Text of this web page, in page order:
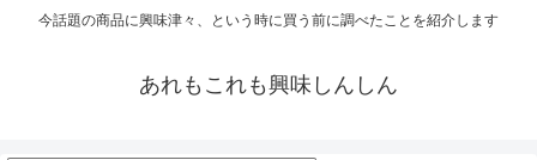
今話題の商品に興味津々、という時に買う前に調べたことを紹介します
あれもこれも興味しんしん